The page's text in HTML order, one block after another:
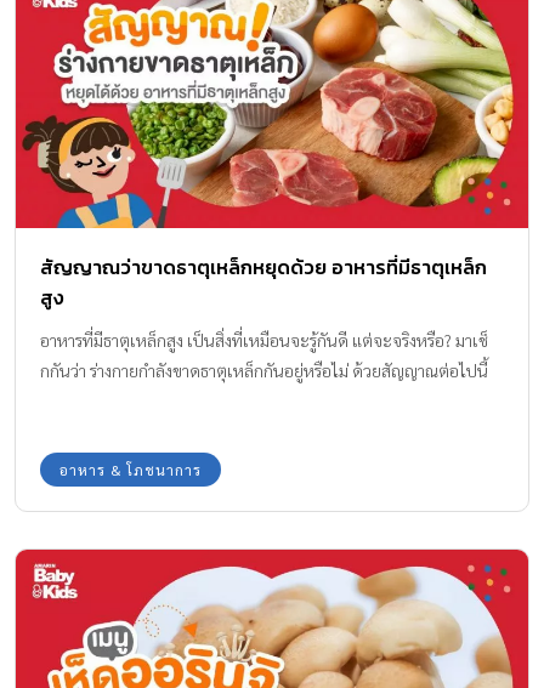
สัญญาณว่าขาดธาตุเหล็กหยุดด้วย อาหารที่มีธาตุเหล็ก
สูง
อาหารที่มีธาตุเหล็กสูง เป็นสิ่งที่เหมือนจะรู้กันดี แต่จะจริงหรือ? มาเช็
กกันว่า ร่างกายกำลังขาดธาตุเหล็กกันอยู่หรือไม่ ด้วยสัญญาณต่อไปนี้
อาหาร & โภชนาการ